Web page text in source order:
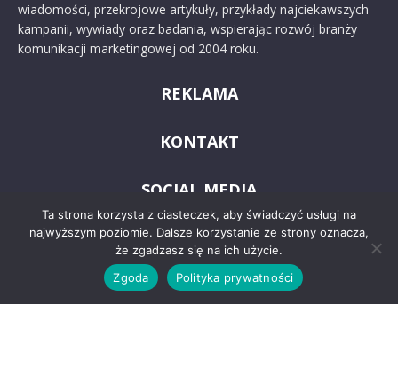
wiadomości, przekrojowe artykuły, przykłady najciekawszych
kampanii, wywiady oraz badania, wspierając rozwój branży
komunikacji marketingowej od 2004 roku.
REKLAMA
KONTAKT
SOCIAL MEDIA
Ta strona korzysta z ciasteczek, aby świadczyć usługi na
najwyższym poziomie. Dalsze korzystanie ze strony oznacza,
że zgadzasz się na ich użycie.
Zgoda
Polityka prywatności